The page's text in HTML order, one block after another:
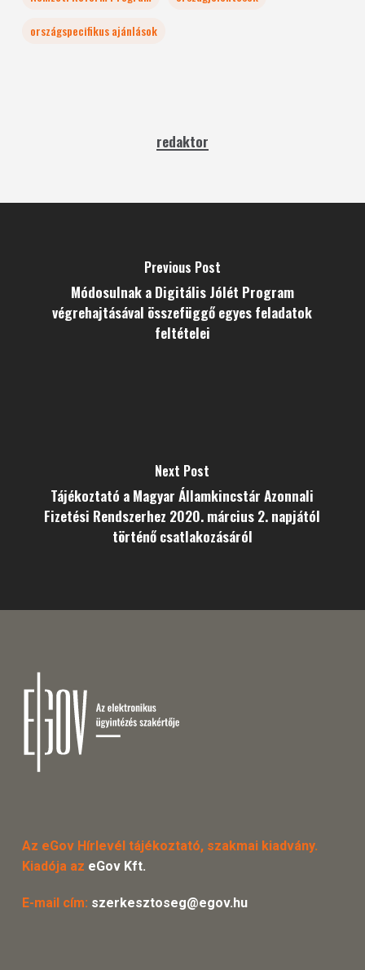
országspecifikus ajánlások
redaktor
Previous Post
Módosulnak a Digitális Jólét Program
végrehajtásával összefüggő egyes feladatok
feltételei
Next Post
Tájékoztató a Magyar Államkincstár Azonnali
Fizetési Rendszerhez 2020. március 2. napjától
történő csatlakozásáról
Az eGov Hírlevél tájékoztató, szakmai kiadvány.
Kiadója az eGov Kft.
E-mail cím: szerkesztoseg@egov.hu